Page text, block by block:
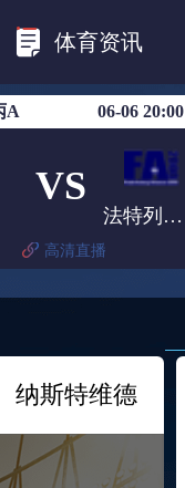
体育资讯
英超
A 06-06 20:00
VS
法特列斯堡
高清直播
纳斯特维德